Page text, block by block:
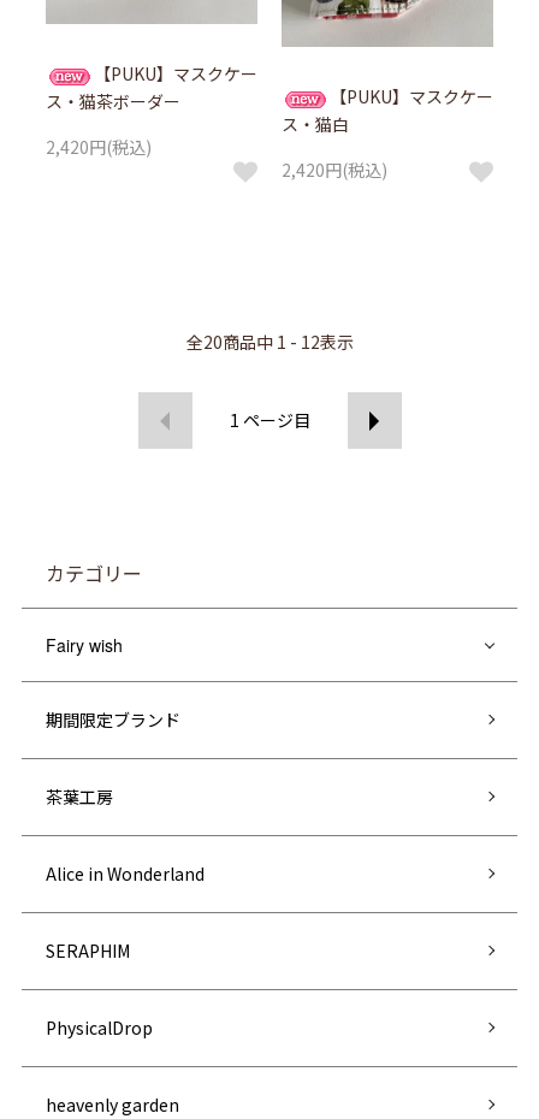
【PUKU】マスクケー
ス・猫茶ボーダー
2,420円(税込)
【PUKU】マスクケー
ス・猫白
2,420円(税込)
全20商品中 1 - 12表示
1 ページ目
カテゴリー
Fairy wish
期間限定ブランド
茶葉工房
Alice in Wonderland
SERAPHIM
PhysicalDrop
heavenly garden